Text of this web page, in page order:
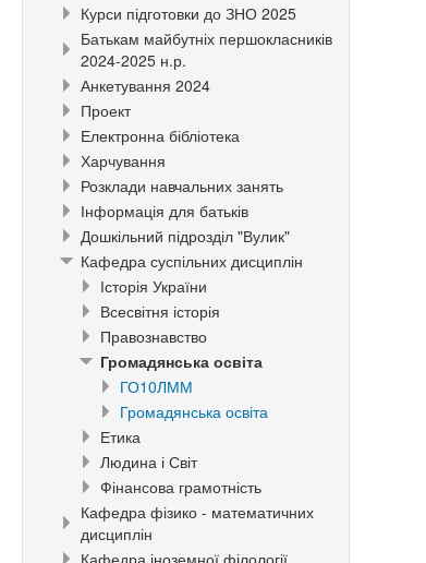
Курси підготовки до ЗНО 2025
Батькам майбутніх першокласників
2024-2025 н.р.
Анкетування 2024
Проект
Електронна бібліотека
Харчування
Розклади навчальних занять
Інформація для батьків
Дошкільний підрозділ "Вулик"
Кафедра суспільних дисциплін
Історія України
Всесвітня історія
Правознавство
Громадянська освіта
ГО10ЛММ
Громадянська освіта
Етика
Людина і Світ
Фінансова грамотність
Кафедра фізико - математичних
дисциплін
Кафедра іноземної філології